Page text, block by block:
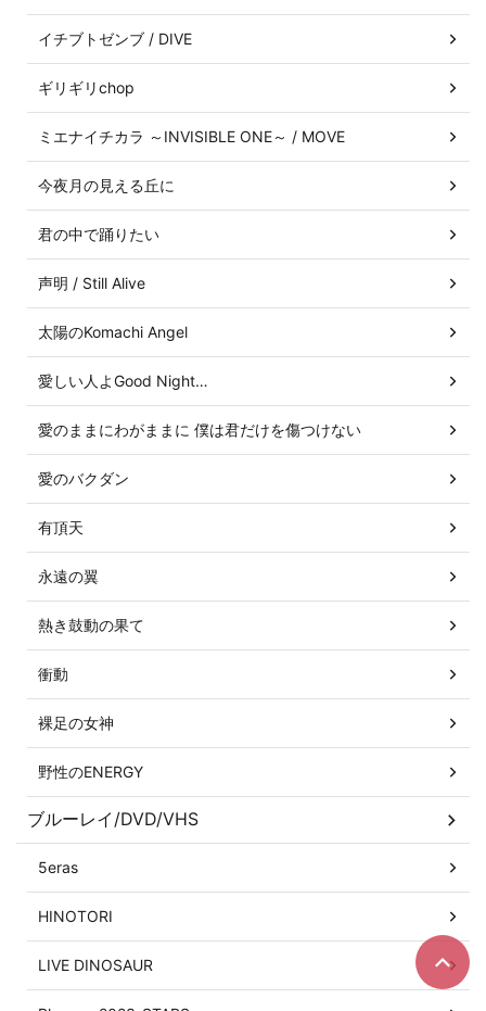
イチブトゼンブ / DIVE
ギリギリchop
ミエナイチカラ ～INVISIBLE ONE～ / MOVE
今夜月の見える丘に
君の中で踊りたい
声明 / Still Alive
太陽のKomachi Angel
愛しい人よGood Night…
愛のままにわがままに 僕は君だけを傷つけない
愛のバクダン
有頂天
永遠の翼
熱き鼓動の果て
衝動
裸足の女神
野性のENERGY
ブルーレイ/DVD/VHS
5eras
HINOTORI
LIVE DINOSAUR